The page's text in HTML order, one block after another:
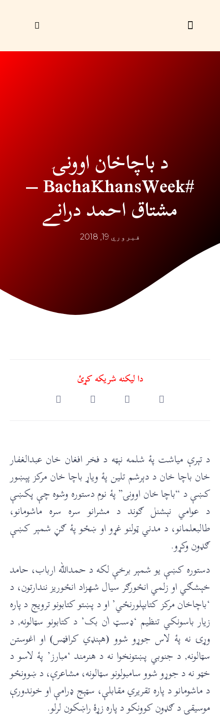
د باچاخان اوونۍ
#BachaKhansWeek –
مشتاق احمد درانے
فبروري 19, 2018
دا ليکنه شريکه کړئ
د تېرې مياشت پۀ شلمه نېټه د فخر افغان خان عبدالغفار
خان باچا خان د دېرشم تلين پۀ وياړ باچا خان مرکز پېښور
کښې د “باچا خان اوونۍ” پۀ نوم دستوره وشوه چې پکښې
د عوامي نېشنل ګوند د مشرانو سره سره ماشومانو،
طالبعلمانو، د مدني ټولنو غړو او ښځو پۀ ګڼ شمېر کښې
ګډون وکړو.
دستوره کښې يو شمېر برخې لکه د حمدالله ارباب، حامد
خېشګي او زلمي انځورګر سیال شهزاد انځوريز نندارتون، د
‘باچاخان مرکز کتابپلورنځي’ او د پښتو کتابونو ترویج د پاره
زیار باسونکي تنظیم ‘ډسټ اٰن بک’ د کتابونو سټالونه, د
وړۍ نه پۀ لاس جوړو شوو (هېنډي کرافټس)او اغوستن
سټالونه, د جنوبي پښتونخوا نه د هنرمند ‘مبارز’ پۀ لاسو د
خټو نه د جوړو شوو سامبولونو سټالونه، مشاعرې، د ښوونځو
د ماشومانو د پاره تقريري مقابلې، سټېج ډرامې او خوندورې
موسيقۍ د ګډون کوونکو د پاره زړۀ راښکون لرلو.